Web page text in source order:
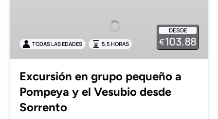
Pompeya
y
Vesubio
desde
Sorrento
DESDE
€103.88
TODAS LAS EDADES 5,5 HORAS
Excursión en grupo pequeño a
Pompeya y el Vesubio desde
Sorrento